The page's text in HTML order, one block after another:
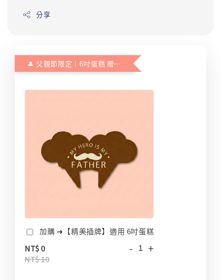
分享
🎩 父親節限定｜6吋蛋糕 贈父親節插牌
加購 ➜【精美插牌】適用 6吋蛋糕
NT$ 0
NT$ 10
- +